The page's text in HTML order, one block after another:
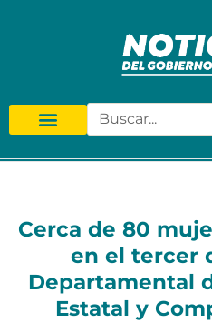
Cerca de 80
en el tercer
Departamental
Estatal y